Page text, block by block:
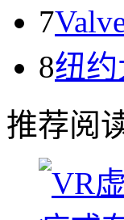
7
8纽
推荐阅